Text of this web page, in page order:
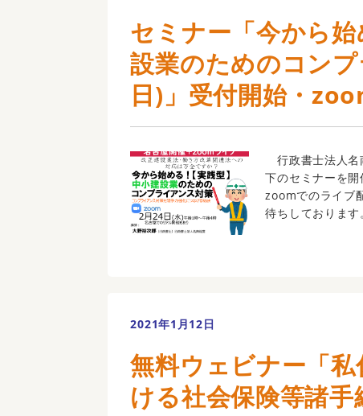
セミナー「今から
設業のためのコン
日)」受付開始・
行政書士法人名
下のセミナーを開
zoomでのライブ
待ちしておりま
2021年1月12日
無料ウェビナー「
ける社会保険等諸